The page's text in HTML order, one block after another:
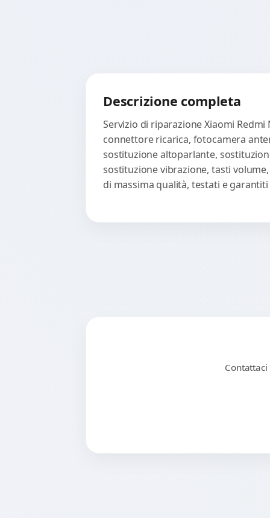
Descrizione completa
Servizio di riparazione Xiaomi
connettore ricarica, fotocamera
sostituzione altoparlante,
sostituzione vibrazione, tasti
di massima qualità, testati e